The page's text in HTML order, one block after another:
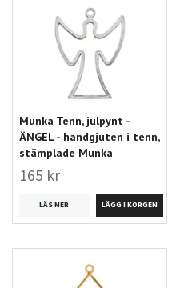
Munka Tenn, julpynt -
ÄNGEL - handgjuten i tenn,
stämplade Munka
165 kr
LÄS MER